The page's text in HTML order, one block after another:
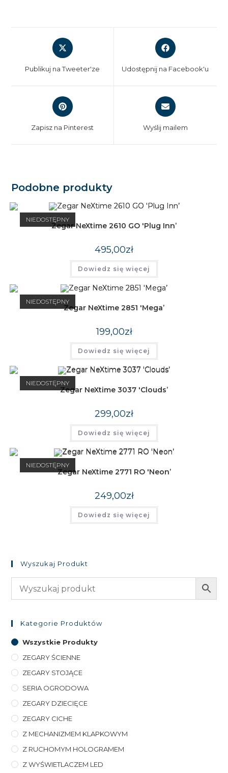
Opens
in
new
Publikuj na Tweeter'ze
Opens
in
new
Udostępnij na Facebook'u
Opens
in
new
Zapisz na Pinterest
Opens
in
new
Wyślij mailem
Podobne produkty
NIEDOSTĘPNY
Zegar NeXtime 2610 GO 'Plug Inn’
495,00zł
Dowiedz się więcej
NIEDOSTĘPNY
Zegar NeXtime 2851 'Mega’
199,00zł
Dowiedz się więcej
NIEDOSTĘPNY
Zegar NeXtime 3037 'Clouds’
299,00zł
Dowiedz się więcej
NIEDOSTĘPNY
Zegar NeXtime 2771 RO 'Neon’
249,00zł
Dowiedz się więcej
Wyszukaj Produkt
Kategorie Produktów
Wszystkie Produkty
ZEGARY ŚCIENNE
ZEGARY STOJĄCE
SERIA OGRODOWA
ZEGARY DZIECIĘCE
ZEGARY CICHE
Z MECHANIZMEM KLAPKOWYM
Z RUCHOMYM HOLOGRAMEM
Z WYŚWIETLACZEM LED